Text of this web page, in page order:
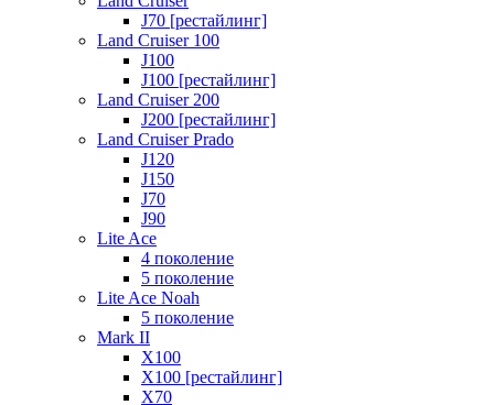
J70 [рестайлинг]
Land Cruiser 100
J100
J100 [рестайлинг]
Land Cruiser 200
J200 [рестайлинг]
Land Cruiser Prado
J120
J150
J70
J90
Lite Ace
4 поколение
5 поколение
Lite Ace Noah
5 поколение
Mark II
X100
X100 [рестайлинг]
X70